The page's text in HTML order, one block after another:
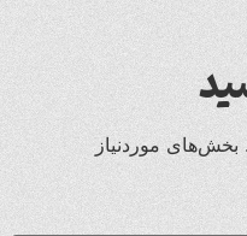
بخش‌های موردنیاز